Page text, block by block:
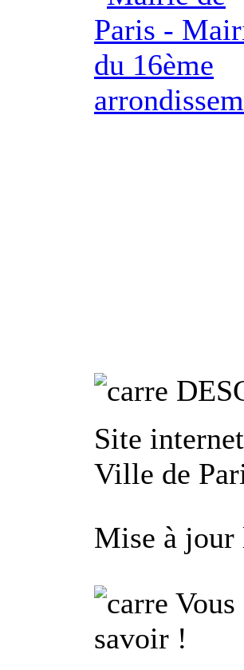
Site
Ville de
Mise à jour
savoir !